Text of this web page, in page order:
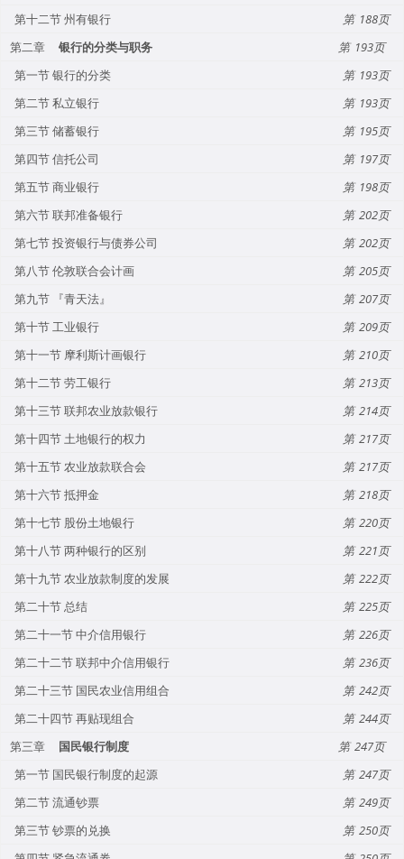
第十二节 州有银行
188
第二章
银行的分类与职务
193
第一节 银行的分类
193
第二节 私立银行
193
第三节 储蓄银行
195
第四节 信托公司
197
第五节 商业银行
198
第六节 联邦准备银行
202
第七节 投资银行与债券公司
202
第八节 伦敦联合会计画
205
第九节 『青天法』
207
第十节 工业银行
209
第十一节 摩利斯计画银行
210
第十二节 劳工银行
213
第十三节 联邦农业放款银行
214
第十四节 土地银行的权力
217
第十五节 农业放款联合会
217
第十六节 抵押金
218
第十七节 股份土地银行
220
第十八节 两种银行的区别
221
第十九节 农业放款制度的发展
222
第二十节 总结
225
第二十一节 中介信用银行
226
第二十二节 联邦中介信用银行
236
第二十三节 国民农业信用组合
242
第二十四节 再贴现组合
244
第三章
国民银行制度
247
第一节 国民银行制度的起源
247
第二节 流通钞票
249
第三节 钞票的兑换
250